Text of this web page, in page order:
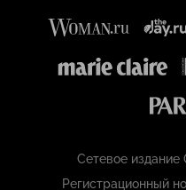
Сетевое
Регистрационный